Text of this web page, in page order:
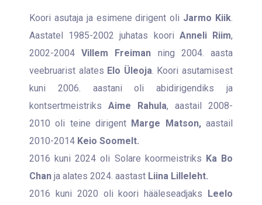
Koori asutaja ja esimene dirigent oli Jarmo Kiik.
Aastatel 1985-2002 juhatas koori Anneli Riim,
2002-2004Villem Freiman ning 2004. aasta
veebruarist alates Elo Üleoja. Koori asutamisest
kuni 2006. aastani oli abidirigendiks ja
kontsertmeistriks Aime Rahula, aastail 2008-
2010 oli teine dirigent Marge Matson,aastail
2010-2014 Keio Soomelt.
2016 kuni 2024 oli Solare koormeistriks Ka Bo
Chan ja alates 2024. aastast Liina Lilleleht.
2016 kuni 2020 oli koori hääleseadjaks Leelo